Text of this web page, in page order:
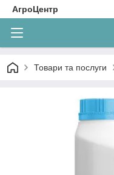
АгроЦентр
Товари та послуги